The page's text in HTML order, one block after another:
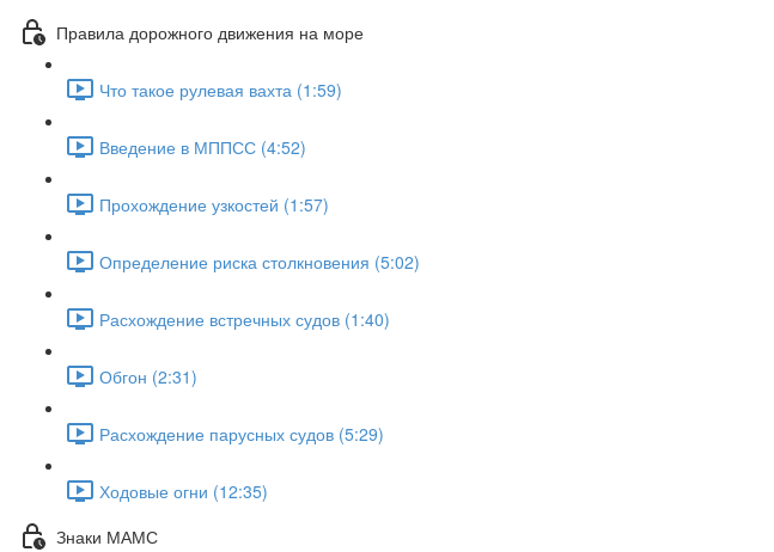
Правила дорожного движения на море
Что такое рулевая вахта (1:59)
Введение в МППСС (4:52)
Прохождение узкостей (1:57)
Определение риска столкновения (5:02)
Расхождение встречных судов (1:40)
Обгон (2:31)
Расхождение парусных судов (5:29)
Ходовые огни (12:35)
Знаки МАМС